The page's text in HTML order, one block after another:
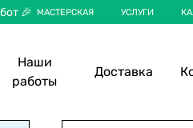
🎉 МАСТЕРСКАЯ УСЛУГИ
Наши
работы
Доставка